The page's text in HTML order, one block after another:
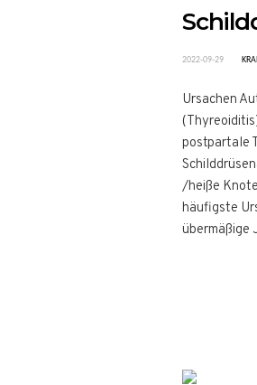
2022-09-29
Ursachen
postpartale
/heiße
häufigste
übermäßige